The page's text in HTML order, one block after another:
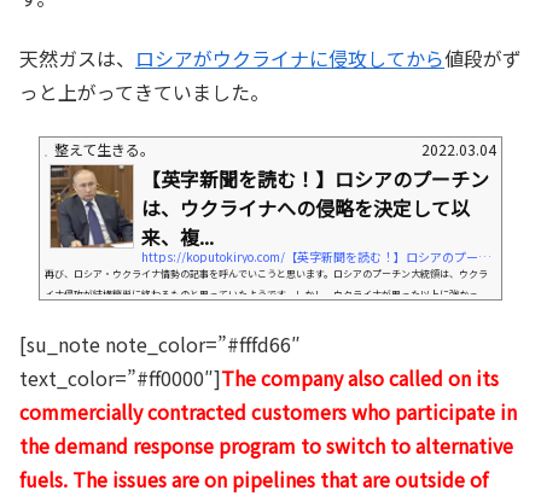
天然ガスは、 ロシアがウクライナに侵攻してから値段がず
っと上がってきていました。
整えて生きる。 2022.03.04
【英字新聞を読む！】ロシアのプーチン
は、ウクライナへの侵略を決定して以
来、複...
https://koputokiryo.com/【英字新聞を読む！】ロシアのプーチンは、ウク
再び、ロシア・ウクライナ情勢の記事を呼んでいこうと思います。ロシアのプーチン大統領は、ウクラ
イナ侵攻が結構簡単に終わるものと思っていたようです。しかし、ウクライナが思った以上に強かっ
も、西側諸国は、強烈な金融制裁までも行ってきました。これらは、プーチン大統領が想定していたも
のからは掛けなはれているようです。今日は、プーチン大統領がこのウクライナ侵攻ではたくさんの誤
算をしているという話題です。では、まずは...
[su_note note_color=”#fffd66″
text_color=”#ff0000″]The company also called on its
commercially contracted customers who participate in
the demand response program to switch to alternative
fuels. The issues are on pipelines that are outside of